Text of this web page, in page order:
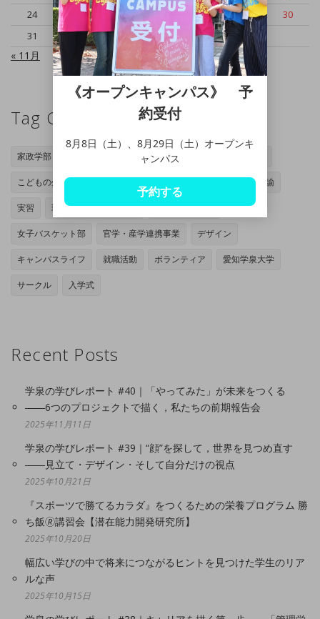
24
26 27 28 29
30
31
« 11月
Tag Cloud
家政学部 管理栄養士専攻
こどもの生活専攻 小学校教諭
実習 現代マネジメント学部 豊田キャンパス
女子バスケット部 官学・産学連携事業 デザイン
キャンパスライフ 就職活動 ボランティア 愛知学泉大学
サークル 入学式
Recent Posts
学泉の学びレポート #40｜「やってみた」が未来をつくる
――6つのプロジェクトで描く，私たちの前期報告会
2025年11月11日
学泉の学びレポート #39｜“顔”を探して，世界を見つめ直す
――見立て・デザイン・そして自分だけの視点
2025年10月21日
『スポーツで勝てるカラダ』をつくるための栄養プログラム 勝
ち飯🄬講習会【潜在能力開発研究所】
2025年10月20日
幅広い学びの中で将来につながるヒントを見つけた学生のリア
ルな声
2025年10月15日
《オープンキャンパス》 予
約受付
8月8日（土）、8月29日（土）オープンキ
ャンパス
予約する